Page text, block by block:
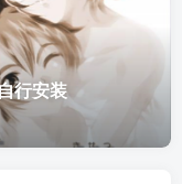
行安装